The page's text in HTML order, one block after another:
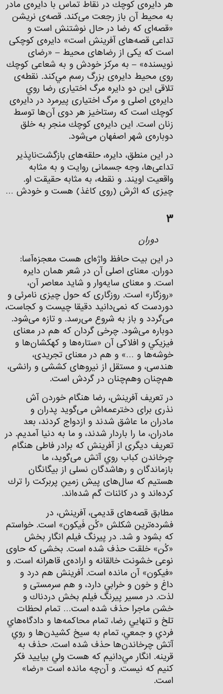
هر دايره‌ی كوچك در نقاط تماس با دايره‌ی مادر
به محيط آن باز رجعت می‌كند. قصه‌ی نريشن
«قصه‌ای كه رضا در حال نوشتنش است و
تداعی قصه‌های آفرينش است» دايره‌ی كوچكی
است كه يكی از رضاهای محيط – «رضای
نويسنده» – به مركز خودش و به شعاعی كوچك
روی محيط دايره‌ی بزرگ رسم مي‌كند. نقطه‌ی
تلاقی اين دو دايره مرگ اختياری رضا روي
دايره‌ی اصلی و مرگ اختياری پيرمرد در دايره‌ی
كوچك است كه رستاخيز هر دوی آن‌ها توسط
زنان است. اين دايره‌ی كوچك منجر به خلق
دوباره‌ی شهر اصفهان می‌شود.
در اين منطق، دايره، حلقه‌های بازگشت‌ناپذير
‌تداعی‌ها، وجه جسمانی روایت و به مثابه
واقعيت اویند. و نقطه، به مثابه حقيقت او.
چيزی كه اثرش (روی كاغذ) هست و خودش …
۳
دوران
در اين بيت حافظ واژه‌ای هست معجزه‌آ‌سا:
دوران. معنای اصلی آن در شعر همان دایره
است. و معنای سایه‌وار و شايد معاصر آن،
«روزگار» است. روزگاری که حول چیزی نامرئی و
دوردست که نمی‌دانيد دقیقا چیست و کجاست،
می‌گردد و باز به شروع می‌رسد. و تازه می‌شود.
دوباره می‌شود. چرخی گردان كه هم در معنای
فيزيكي و افلاكی آن «ستاره‌ها و كهكشان‌ها و
خوشه‌ها و …» و هم در معنای تجريدی،
هندسی، و مستقل از نيروهای كششی و رانشی،
هم‌چنان وهم‌چنان در گردش است.
در تعريف آفرينش، رضا هنگام خوردن آش
نذری برای دخترعمه‌اش می‌گوید پدران و
مادران ما عاشق شدند و ازدواج كردند، بعد
مادران، ما را باردار شدند، و ما به دنيا آمديم. در
تعريف ديگری از آفرينش كه برادر فاطی هنگام
چرخاندن كباب روي آتش می‌گوید، ما
بازماندگان و رهاشدگان نسلی از بيگانگان
هستيم كه سال‌های پيش زمينِ پربركت را ترك
كرده‌اند و در كائنات گم شده‌اند.
مطابق قصه‌های قديمی، آفرينش، در
فشرده‌ترين شكلش «كُن فَيكون» است. خواستم
كه بشود و شد. در پيرنگ فيلم انگار بخش
«كُن» خلقت حذف شده است. بخشی كه حاوی
نوعی خشونت خالقانه و اراده‌ی قاهرانه است. و
«فيكون» آن مانده ‌است. آفرينش هم درد و
داغ و خون و خرابي دارد، و هم سرمستی و
لذت. در مسير پيرنگ فيلم بخش دردناك و
خشن ماجرا حذف شده است… تمام لحظات
تلخ و تنهايي رضا، تمام محاكمه‌ها و دادگاه‌هاي
فردي و جمعي، تمام به سيخ كشيدن‌ها و روي
آتش چرخاندن‌ها حذف شده است. حذف به
قرينه. انگار مي‌دانيم كه هست ولي بيايید فكر
كنيم كه نيست. و آن‌چه مانده است «‌رضا»
است.